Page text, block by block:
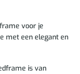
voor je
met een elegant en
is van